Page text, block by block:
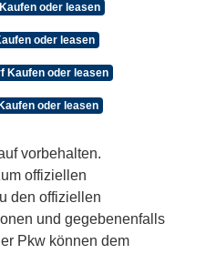
oder leasen
oder leasen
Kaufen oder leasen
oder leasen
vorbehalten.
offiziellen
den offiziellen
und gegebenenfalls
Pkw können dem